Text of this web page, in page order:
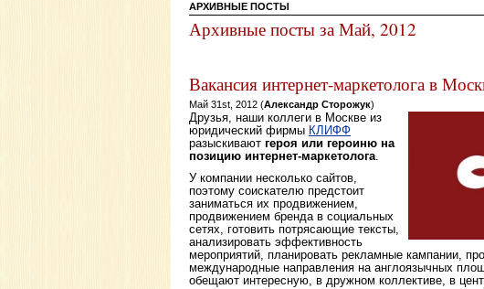
АРХИВНЫЕ ПОСТЫ
Архивные посты за Май, 2012
Вакансия интернет-маркетолога в
Май 31st, 2012 (Александр Сторожук)
Друзья, наши коллеги в Москве из
юридический фирмы КЛИФФ
разыскивают героя или героиню на
позицию интернет-маркетолога.
У компании несколько сайтов,
поэтому соискателю предстоит
заниматься их продвижением,
продвижением бренда в социальных
сетях, готовить потрясающие тексты,
анализировать эффективность
мероприятий, планировать рекламные кампании,
международные направления на англоязычных
обещают интересную, в дружном коллективе, в